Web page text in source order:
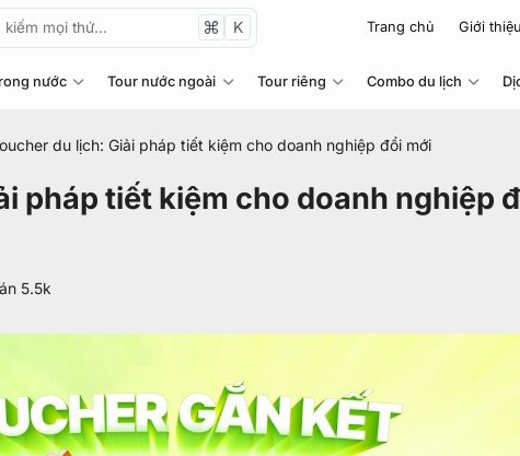
K Trang chủ Giới thiệu
nước Tour nước ngoài Tour riêng Combo du lịch
du lịch: Giải pháp tiết kiệm cho doanh nghiệp đổi mới
pháp tiết kiệm cho doanh nghiệp
5.5k